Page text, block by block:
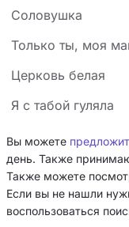
Соловушка
Только ты, моя
Церковь белая
Я с табой гуляла
Вы можете
день. Также
Также можете
Если вы не нашли
воспользоваться